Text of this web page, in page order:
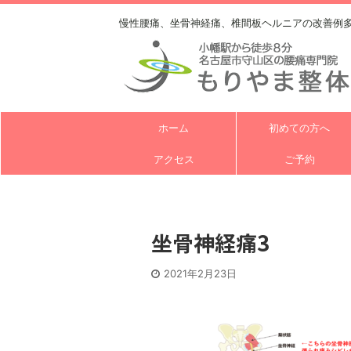
慢性腰痛、坐骨神経痛、椎間板ヘルニアの改善例
ホーム 初めての方へ
アクセス ご予約
坐骨神経痛3
2021年2月23日